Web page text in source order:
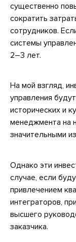
существенно
сократить
сотрудников.
системы
2–3 лет.
На мой взгляд,
управления
исторических и
менеджмента на
значительными
Однако эти
случае, если
привлечением
интеграторов,
высшего
заказчика.